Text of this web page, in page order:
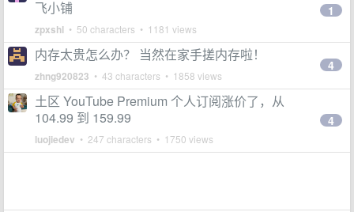
飞小铺
zpxshl • 50 characters • 1181 views
1
内存太贵怎么办？ 当然在家手搓内存啦！
zhng920823 • 43 characters • 1858 views
4
土区 YouTube Premium 个人订阅涨价了，从
104.99 到 159.99
luojiedev • 247 characters • 1750 views
4